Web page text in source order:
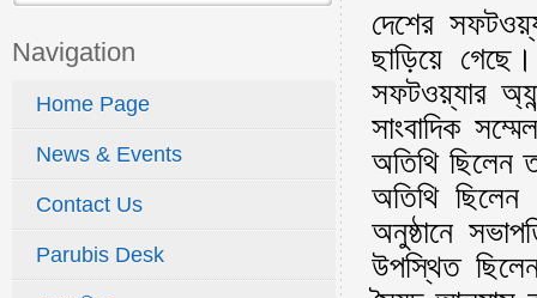
দেশের
ছাড়িয়ে
সফটওয়্যার
সাংবাদিক
অতিথি ছিলেন
অতিথি ছিলেন
অনুষ্ঠানে
উপস্থিত
Navigation
Home Page
News & Events
Contact Us
Parubis Desk